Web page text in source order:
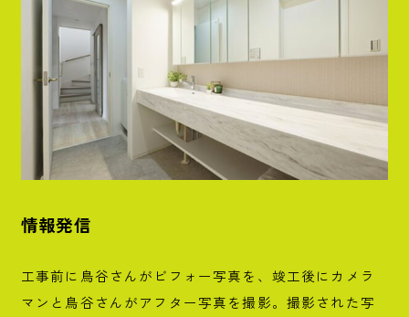
情報発信
工事前に鳥谷さんがビフォー写真を、竣工後にカメラ
マンと鳥谷さんがアフター写真を撮影。撮影された写